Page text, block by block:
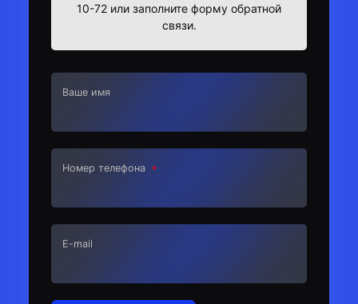
10-72 или заполните форму обратной
связи.
Ваше имя
Номер телефона
E-mail